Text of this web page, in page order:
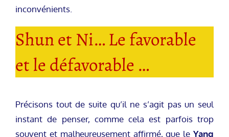
inconvénients.
Shun et Ni… Le favorable
et le défavorable …
Précisons tout de suite qu’il ne s’agit pas un seul
instant de penser, comme cela est parfois trop
souvent et malheureusement affirmé, que le Yang